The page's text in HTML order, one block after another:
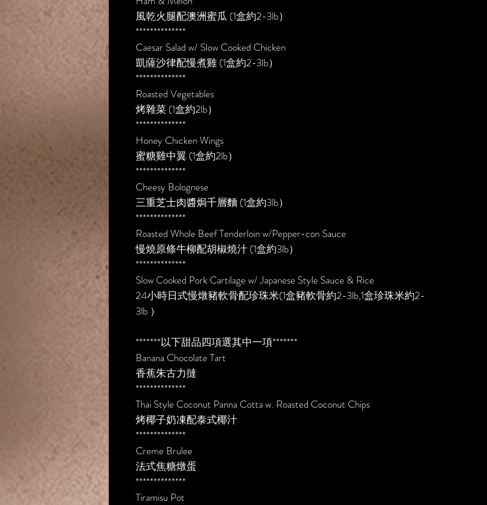
風乾火腿配澳洲蜜瓜 (1盒約2-3lb）
**************
Caesar Salad w/ Slow Cooked Chicken
凱薩沙律配慢煮雞 (1盒約2-3lb）
**************
Roasted Vegetables
烤雜菜 (1盒約2lb）
**************
Honey Chicken Wings
蜜糖雞中翼 (1盒約2lb）
**************
Cheesy Bolognese
三重芝士肉醬焗千層麵 (1盒約3lb）
**************
Roasted Whole Beef Tenderloin w/Pepper-con Sauce
慢燒原條牛柳配胡椒燒汁 (1盒約3lb）
**************
Slow Cooked Pork Cartilage w/ Japanese Style Sauce & Rice
24小時日式慢燉豬軟骨配珍珠米(1盒豬軟骨約2-3lb,1盒珍珠米約2-
3lb ）
*******以下甜品四項選其中一項*******
Banana Chocolate Tart
香蕉朱古力撻
**************
Thai Style Coconut Panna Cotta w. Roasted Coconut Chips
烤椰子奶凍配泰式椰汁
**************
Creme Brulee
法式焦糖燉蛋
**************
Tiramisu Pot